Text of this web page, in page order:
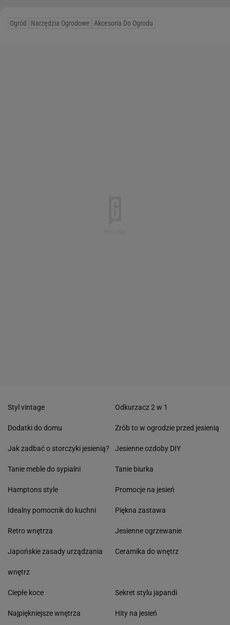
Ogród Narzędzia Ogrodowe Akcesoria Do Ogrodu
Styl vintage
Dodatki do domu
Jak zadbać o storczyki jesienią?
Tanie meble do sypialni
Hamptons style
Idealny pomocnik do kuchni
Retro wnętrza
Japońskie zasady urządzania
wnętrz
Odkurzacz 2 w 1
Zrób to w ogrodzie przed jesienią
Jesienne ozdoby DIY
Tanie biurka
Promocje na jesień
Piękna zastawa
Jesienne ogrzewanie
Ceramika do wnętrz
Ciepłe koce
Najpiękniejsze wnętrza
Sekret stylu japandi
Hity na jesień